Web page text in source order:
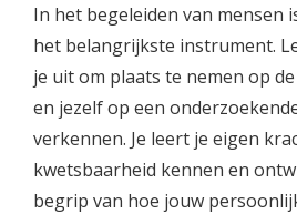
In het begeleiden van mensen
het belangrijkste instrument.
je uit om plaats te nemen op
en jezelf op een
verkennen. Je leert je eigen
kwetsbaarheid kennen en
begrip van hoe jouw